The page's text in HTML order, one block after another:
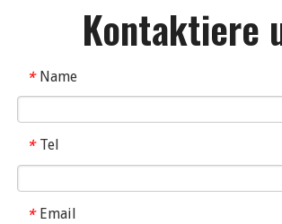
Kontaktiere
* Name
* Tel
* Email